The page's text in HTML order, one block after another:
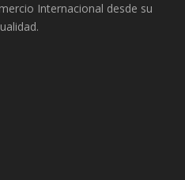
Internacional desde su